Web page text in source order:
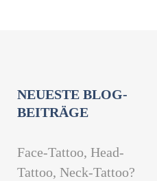
NEUESTE BLOG-
BEITRÄGE
Face-Tattoo, Head-
Tattoo, Neck-Tattoo?